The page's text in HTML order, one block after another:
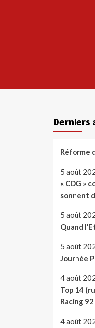
Derniers
Réforme
5 août
« CDG »
sonnent
5 août
Quand
5 août
Journée
4 août
Top 14
Racing 92
4 août